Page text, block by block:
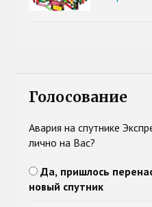
Голосование
Авария на спутнике
лично на Вас?
Да, пришлось
новый спутник